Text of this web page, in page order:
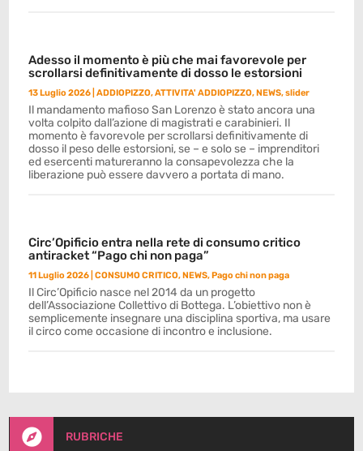
Adesso il momento è più che mai favorevole per
scrollarsi definitivamente di dosso le estorsioni
13 Luglio 2026 |ADDIOPIZZO,ATTIVITA' ADDIOPIZZO,NEWS,slider
Il mandamento mafioso San Lorenzo è stato ancora una
volta colpito dall’azione di magistrati e carabinieri. Il
momento è favorevole per scrollarsi definitivamente di
dosso il peso delle estorsioni, se – e solo se – imprenditori
ed esercenti matureranno la consapevolezza che la
liberazione può essere davvero a portata di mano.
Circ’Opificio entra nella rete di consumo critico
antiracket “Pago chi non paga”
11 Luglio 2026 |CONSUMO CRITICO,NEWS,Pago chi non paga
Il Circ’Opificio nasce nel 2014 da un progetto
dell’Associazione Collettivo di Bottega. L’obiettivo non è
semplicemente insegnare una disciplina sportiva, ma usare
il circo come occasione di incontro e inclusione.
 RUBRICHE